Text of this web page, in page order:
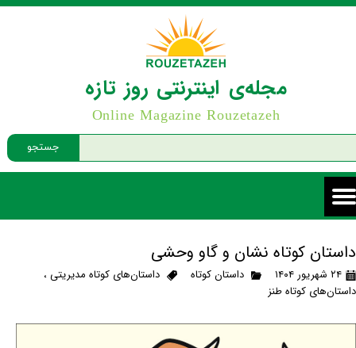
جستجو
مجله‌ی اینترنتی روز تازه
Online Magazine Rouzetazeh
داستان کوتاه نشان و گاو وحشی
۲۴ شهریور ۱۴۰۴ داستان کوتاه داستان‌های کوتاه مدیریتی،
داستان‌های کوتاه طنز